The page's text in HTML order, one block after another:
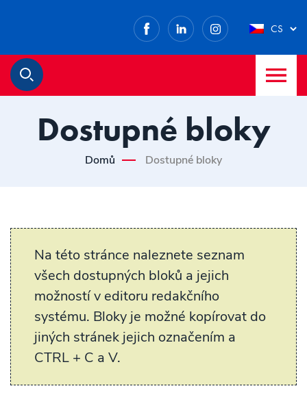
Facebook
LinkedInInstagram
CS
Dostupné bloky
Domů Dostupné bloky
Na této stránce naleznete seznam
všech dostupných bloků a jejich
možností v editoru redakčního
systému. Bloky je možné kopírovat do
jiných stránek jejich označením a
CTRL + C a V.